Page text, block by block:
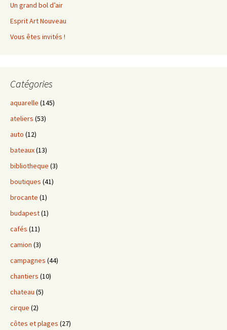
Un grand bol d’air
Esprit Art Nouveau
Vous êtes invités !
Catégories
aquarelle (145)
ateliers (53)
auto (12)
bateaux(13)
bibliotheque (3)
boutiques (41)
brocante (1)
budapest(1)
cafés (11)
camion (3)
campagnes (44)
chantiers (10)
chateau (5)
cirque (2)
côtes et plages (27)